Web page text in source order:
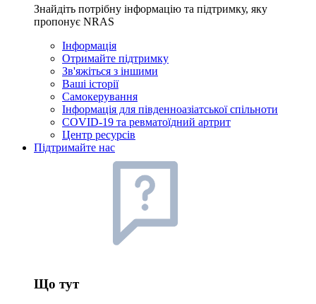
Знайдіть потрібну інформацію та підтримку, яку
пропонує NRAS
Інформація
Отримайте підтримку
Зв'яжіться з іншими
Ваші історії
Самокерування
Інформація для південноазіатської спільноти
COVID-19 та ревматоїдний артрит
Центр ресурсів
Підтримайте нас
Що тут